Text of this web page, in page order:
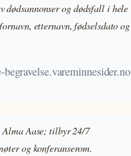
dødsannonser og dødsfall i hele
etternavn, fødselsdato og
Aase; tilbyr 24/7
og konferanserom.